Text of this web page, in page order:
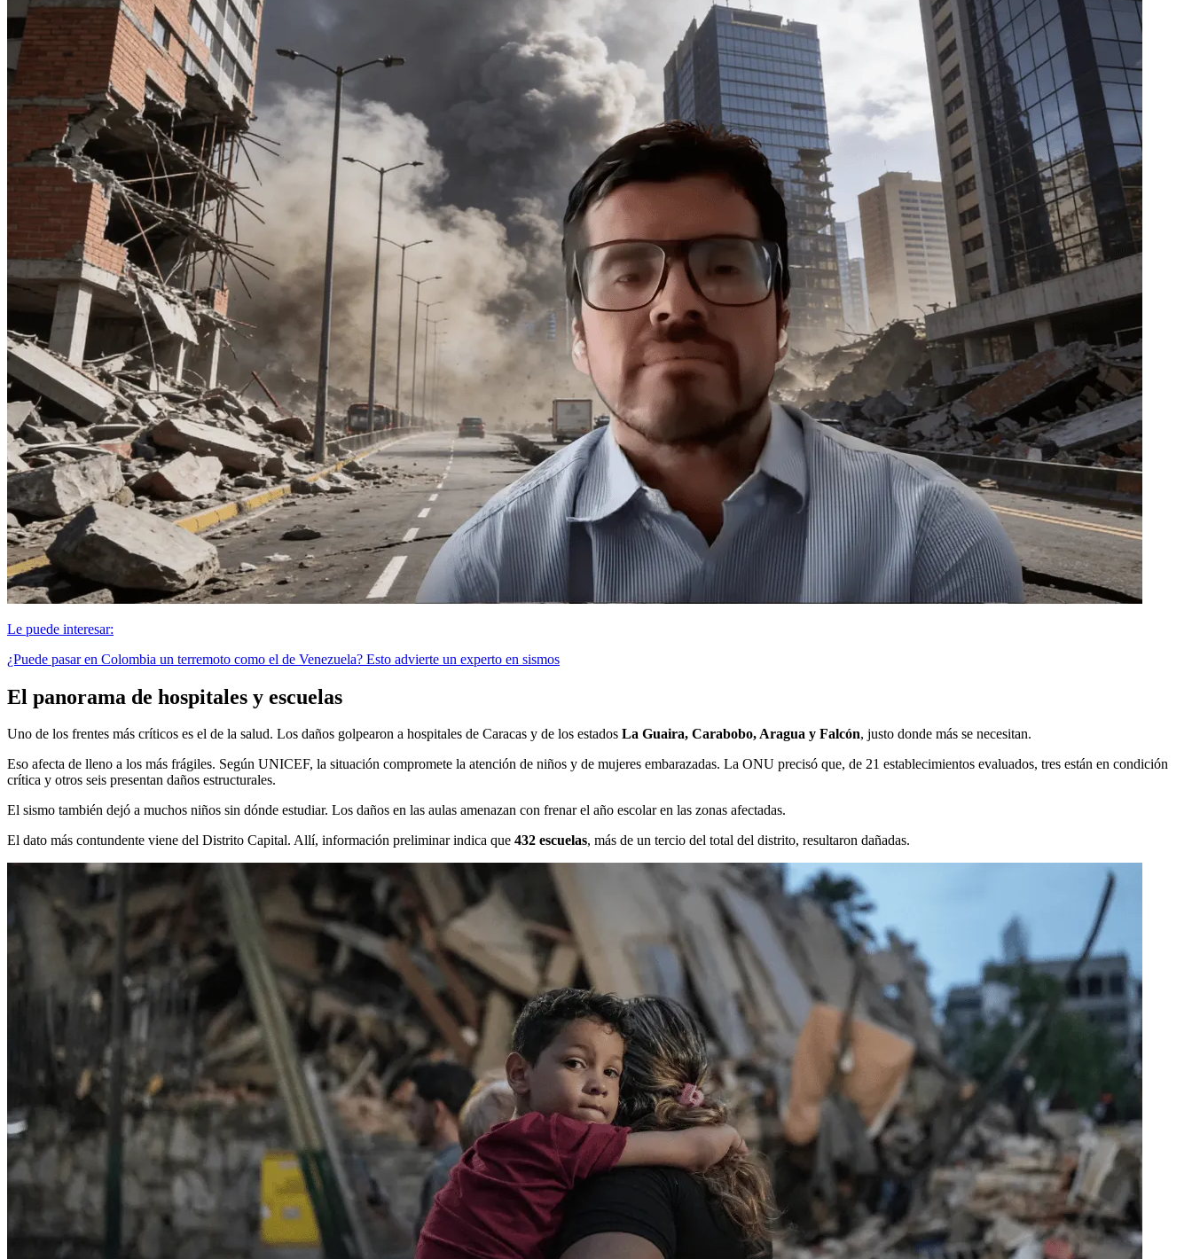
Le puede interesar:
¿Puede pasar en Colombia un terremoto como el de Venezuela? Esto advierte un experto en sismos
El panorama de hospitales y escuelas
Uno de los frentes más críticos es el de la salud. Los daños golpearon a hospitales de Caracas y de los estados La Guaira, Carabobo, Aragua y Falcón, justo donde más se necesitan.
Eso afecta de lleno a los más frágiles. Según UNICEF, la situación compromete la atención de niños y de mujeres embarazadas. La ONU precisó que, de 21 establecimientos evaluados, tres están en condición
crítica y otros seis presentan daños estructurales.
El sismo también dejó a muchos niños sin dónde estudiar. Los daños en las aulas amenazan con frenar el año escolar en las zonas afectadas.
El dato más contundente viene del Distrito Capital. Allí, información preliminar indica que 432 escuelas, más de un tercio del total del distrito, resultaron dañadas.